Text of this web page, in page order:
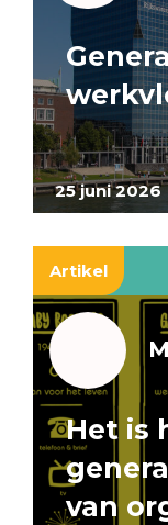
25 juni 2026
Artikel
Het is
van